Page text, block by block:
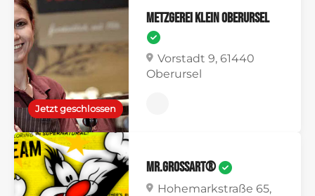
Jetzt geschlossen
Metzgerei Klein Oberursel
Vorstadt 9, 61440
Oberursel
mr.grossart®
Hohemarkstraße 65,